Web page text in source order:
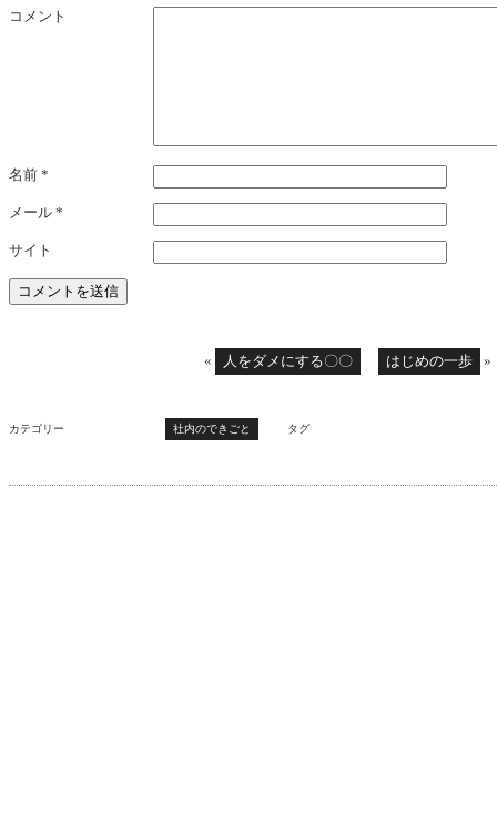
コメント
名前 *
メール *
サイト
« 人をダメにする〇〇 はじめの一歩 »
カテゴリー 社内のできごと タグ